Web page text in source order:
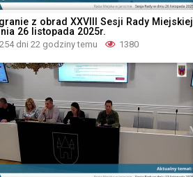
z obrad XXVIII Sesji Rady Miejskiej
26 listopada 2025r.
254 dni 22 godziny temu 1380